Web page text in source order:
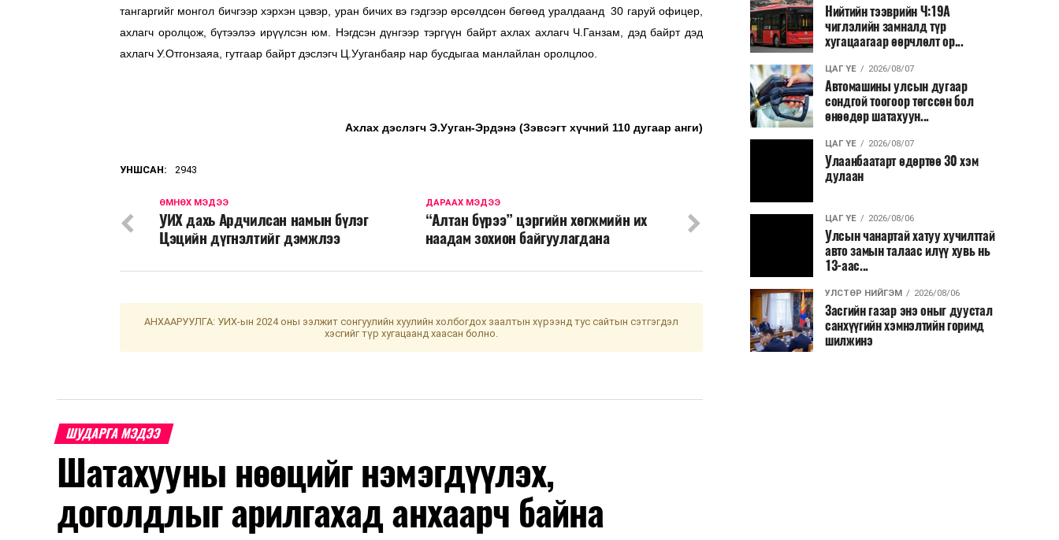
тангаргийг монгол бичгээр хэрхэн цэвэр, уран бичих вэ гэдгээр өрсөлдсөн бөгөөд уралдаанд 30 гаруй офицер,
ахлагч оролцож, бүтээлээ ирүүлсэн юм. Нэгдсэн дүнгээр тэргүүн байрт ахлах ахлагч Ч.Ганзам, дэд байрт дэд
ахлагч У.Отгонзаяа, гутгаар байрт дэслэгч Ц.Ууганбаяр нар бусдыгаа манлайлан оролцлоо.
Ахлах дэслэгч Э.Ууган-Эрдэнэ (Зэвсэгт хүчний 110 дугаар анги)
УНШСАН: 2943
ДАРААХ МЭДЭЭ
“Алтан бүрээ” цэргийн хөгжмийн их
наадам зохион байгуулагдана
ӨМНӨХ МЭДЭЭ
УИХ дахь Ардчилсан намын бүлэг
Цэцийн дүгнэлтийг дэмжлээ
АНХААРУУЛГА: УИХ-ын 2024 оны ээлжит сонгуулийн хуулийн холбогдох заалтын хүрээнд тус сайтын сэтгэгдэл
хэсгийг түр хугацаанд хаасан болно.
ШУДАРГА МЭДЭЭ
Шатахууны нөөцийг нэмэгдүүлэх,
доголдлыг арилгахад анхаарч байна
Нийтийн тээврийн Ч:19А
чиглэлийн замналд түр
хугацаагаар өөрчлөлт ор...
ЦАГ ҮЕ 2026/08/07
Автомашины улсын дугаар
сондгой тоогоор төгссөн бол
өнөөдөр шатахуун...
ЦАГ ҮЕ 2026/08/07
Улаанбаатарт өдөртөө 30 хэм
дулаан
ЦАГ ҮЕ 2026/08/06
Улсын чанартай хатуу хучилттай
авто замын талаас илүү хувь нь
13-аас...
УЛСТӨР НИЙГЭМ 2026/08/06
Засгийн газар энэ оныг дуустал
санхүүгийн хэмнэлтийн горимд
шилжинэ